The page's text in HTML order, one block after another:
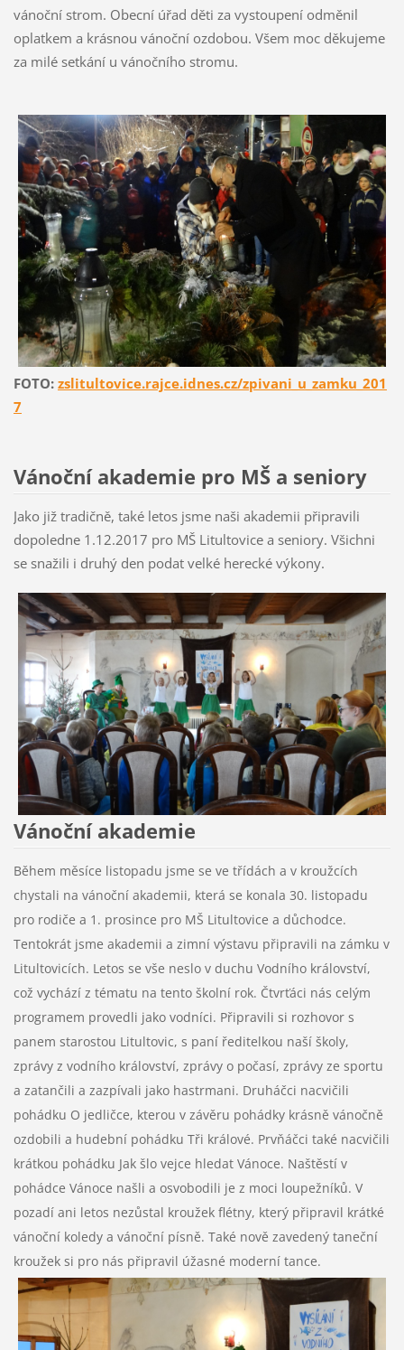
vánoční strom. Obecní úřad děti za vystoupení odměnil
oplatkem a krásnou vánoční ozdobou. Všem moc děkujeme
za milé setkání u vánočního stromu.
FOTO: zslitultovice.rajce.idnes.cz/zpivani_u_zamku_201
7
Vánoční akademie pro MŠ a seniory
Jako již tradičně, také letos jsme naši akademii připravili
dopoledne 1.12.2017 pro MŠ Litultovice a seniory. Všichni
se snažili i druhý den podat velké herecké výkony.
Vánoční akademie
Během měsíce listopadu jsme se ve třídách a v kroužcích
chystali na vánoční akademii, která se konala 30. listopadu
pro rodiče a 1. prosince pro MŠ Litultovice a důchodce.
Tentokrát jsme akademii a zimní výstavu připravili na zámku v
Litultovicích. Letos se vše neslo v duchu Vodního království,
což vychází z tématu na tento školní rok. Čtvrťáci nás celým
programem provedli jako vodníci. Připravili si rozhovor s
panem starostou Litultovic, s paní ředitelkou naší školy,
zprávy z vodního království, zprávy o počasí, zprávy ze sportu
a zatančili a zazpívali jako hastrmani. Druháčci nacvičili
pohádku O jedličce, kterou v závěru pohádky krásně vánočně
ozdobili a hudební pohádku Tři králové. Prvňáčci také nacvičili
krátkou pohádku Jak šlo vejce hledat Vánoce. Naštěstí v
pohádce Vánoce našli a osvobodili je z moci loupežníků. V
pozadí ani letos nezůstal kroužek flétny, který připravil krátké
vánoční koledy a vánoční písně. Také nově zavedený taneční
kroužek si pro nás připravil úžasné moderní tance.